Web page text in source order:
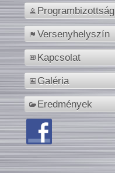
Programbizottság
Versenyhelyszín
Kapcsolat
Galéria
Eredmények